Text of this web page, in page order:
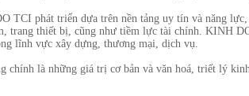
TCI phát triển dựa trên nền tảng uy tín và năng
trang thiết bị, cũng như tiềm lực tài chính. KINH
lĩnh vực xây dựng, thương mại, dịch vụ.
chính là những giá trị cơ bản và văn hoá, triết lý